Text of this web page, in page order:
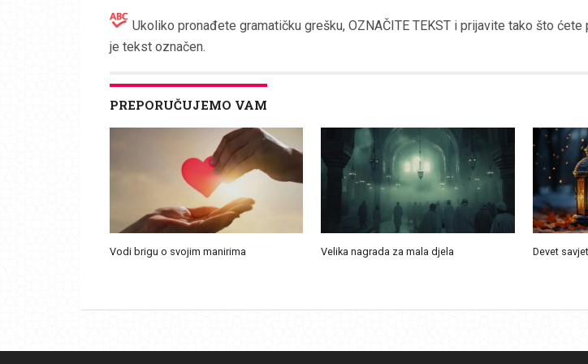
Ukoliko pronađete gramatičku grešku, OZNAČITE TEKST i prijavite tako što
je tekst označen.
PREPORUČUJEMO VAM
Vodi brigu o svojim manirima Velika nagrada za mala djela Devet